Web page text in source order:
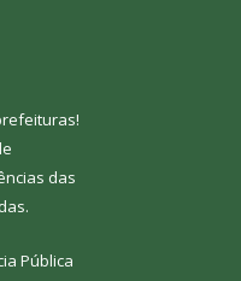
!
das
Pública